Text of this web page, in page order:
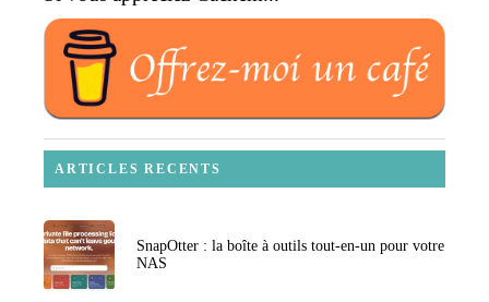
ARTICLES RECENTS
SnapOtter : la boîte à outils tout-en-un pour votre
NAS